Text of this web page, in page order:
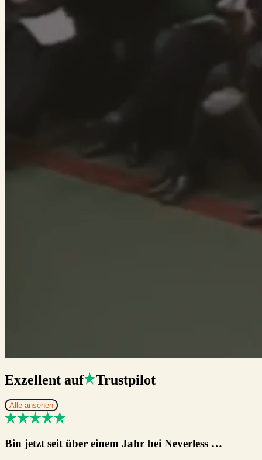
Exzellent auf Trustpilot
Alle ansehen
Bin jetzt seit über einem Jahr bei Neverless …